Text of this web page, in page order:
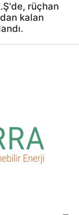
rüçhan
kalan